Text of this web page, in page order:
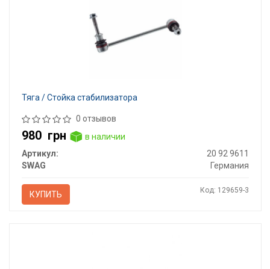
Тяга / Стойка стабилизатора
0 отзывов
980 грн
в наличии
Артикул:
20 92 9611
SWAG
Германия
КУПИТЬ Код: 129659-3